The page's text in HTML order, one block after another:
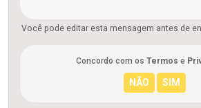
Você pode editar esta mensagem antes de
Concordo com os Termos e